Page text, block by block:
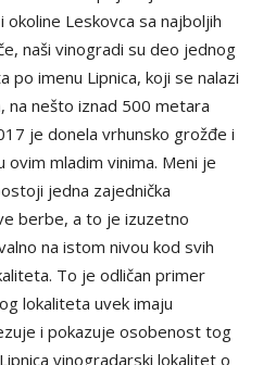
Leskovca sa najboljih
naši vinogradi su deo jednog
po imenu Lipnica, koji se nalazi
na nešto iznad 500 metara
je donela vrhunsko grožđe i
mladim vinima. Meni je
jedna zajednička
berbe, a to je izuzetno
na istom nivou kod svih
To je odličan primer
lokaliteta uvek imaju
i pokazuje osobenost tog
vinogradarski lokalitet o